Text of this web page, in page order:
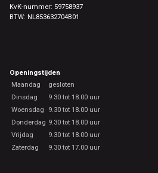
KvK-nummer: 59758937
BTW: NL853632704B01
Openingstijden
Maandag
gesloten
Dinsdag
9.30 tot 18.00 uur
Woensdag
9.30 tot 18.00 uur
Donderdag 9.30 tot 18.00 uur
Vrijdag
9.30 tot 18.00 uur
Zaterdag
9.30 tot 17.00 uur